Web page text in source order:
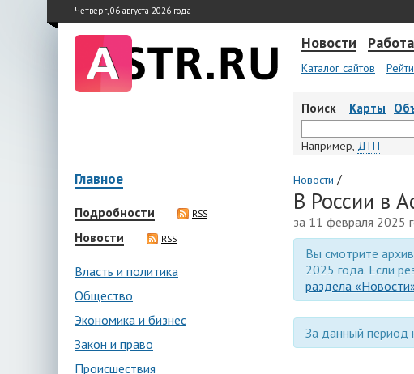
Четверг, 06 августа 2026 года
Новости Работа
Каталог сайтов
Поиск Карты
Например, ДТП
Главное
Подробности RSS
Новости RSS
Власть и политика
Общество
Экономика и бизнес
Закон и право
Происшествия
Новости /
В России в
за 11 февраля 2025
Вы смотрите
2025 года. Если
раздела
За данный период